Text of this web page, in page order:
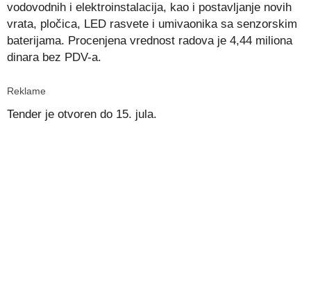
vodovodnih i elektroinstalacija, kao i postavljanje novih
vrata, pločica, LED rasvete i umivaonika sa senzorskim
baterijama. Procenjena vrednost radova je 4,44 miliona
dinara bez PDV-a.
Reklame
Tender je otvoren do 15. jula.